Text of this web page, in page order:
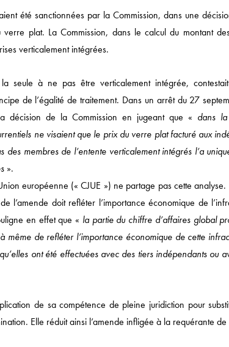
été sanctionnées par la Commission, dans une
plat. La Commission, dans le calcul du montant
verticalement intégrées.
la seule à ne pas être verticalement intégrée,
de l’égalité de traitement. Dans un arrêt du 27
décision de la Commission en jugeant que « dans
ne visaient que le prix du verre plat facturé aux
des membres de l’entente verticalement intégrés l’a
».
européenne (« CJUE ») ne partage pas cette
l’amende doit refléter l’importance économique de
en effet que « la partie du chiffre d’affaires global
même de refléter l’importance économique de cette
ont été effectuées avec des tiers indépendants ou
de sa compétence de pleine juridiction pour
Elle réduit ainsi l’amende infligée à la requérante
75002 PARIS
| F: +33 (0)1 43 18 55 55